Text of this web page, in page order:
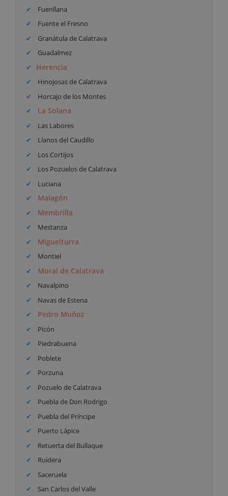
Fuenllana
Fuente el Fresno
Granátula de Calatrava
Guadalmez
Herencia
Hinojosas de Calatrava
Horcajo de los Montes
La Solana
Las Labores
Llanos del Caudillo
Los Cortijos
Los Pozuelos de Calatrava
Luciana
Malagón
Membrilla
Mestanza
Miguelturra
Montiel
Moral de Calatrava
Navalpino
Navas de Estena
Pedro Muñoz
Picón
Piedrabuena
Poblete
Porzuna
Pozuelo de Calatrava
Puebla de Don Rodrigo
Puebla del Príncipe
Puerto Lápice
Retuerta del Bullaque
Ruidera
Saceruela
San Carlos del Valle